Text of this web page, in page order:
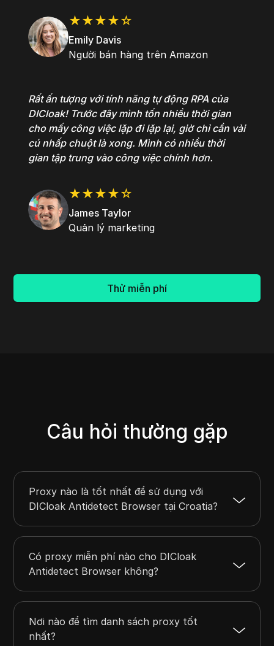
★★★★☆
Emily Davis
Người bán hàng trên Amazon
Rất ấn tượng với tính năng tự động RPA của
DICloak! Trước đây mình tốn nhiều thời gian
cho mấy công việc lặp đi lặp lại, giờ chỉ cần vài
cú nhấp chuột là xong. Mình có nhiều thời
gian tập trung vào công việc chính hơn.
★★★★☆
James Taylor
Quản lý marketing
Thử miễn phí
Câu hỏi thường gặp
Proxy nào là tốt nhất để sử dụng với
DICloak Antidetect Browser tại Croatia?
Có proxy miễn phí nào cho DICloak
Antidetect Browser không?
Nơi nào để tìm danh sách proxy tốt
nhất?